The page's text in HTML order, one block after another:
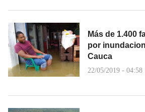
Más de 1.400
por
Cauca
22/05/2019 - 04:58